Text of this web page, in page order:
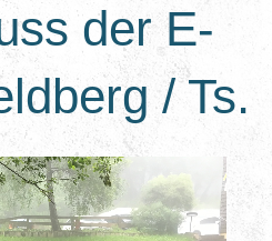
der E-
/ Ts.